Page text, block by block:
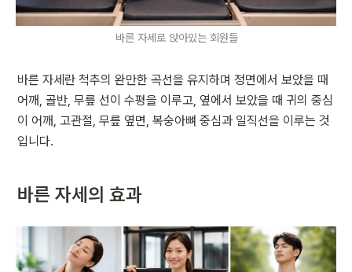
바른 자세로 앉아있는 회원들
바른 자세란 척추의 완만한 곡선을 유지하며 정면에서 보았을 때
어깨, 골반, 무릎 선이 수평을 이루고, 옆에서 보았을 때 귀의 중심
이 어깨, 고관절, 무릎 옆면, 복숭아뼈 중심과 일직선을 이루는 것
입니다.
바른 자세의 효과